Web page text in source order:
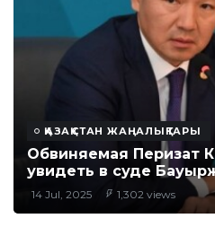
ҚАЗАҚСТАН ЖАҢАЛЫҚТАРЫ
Обвиняемая Перизат
увидеть в суде
14 Jul, 2025 1,302 views